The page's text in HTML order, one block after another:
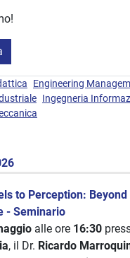
Engineering
Ingegneria
to Perception: Beyond
- Seminario
alle ore 16:30
, il Dr. Ricardo